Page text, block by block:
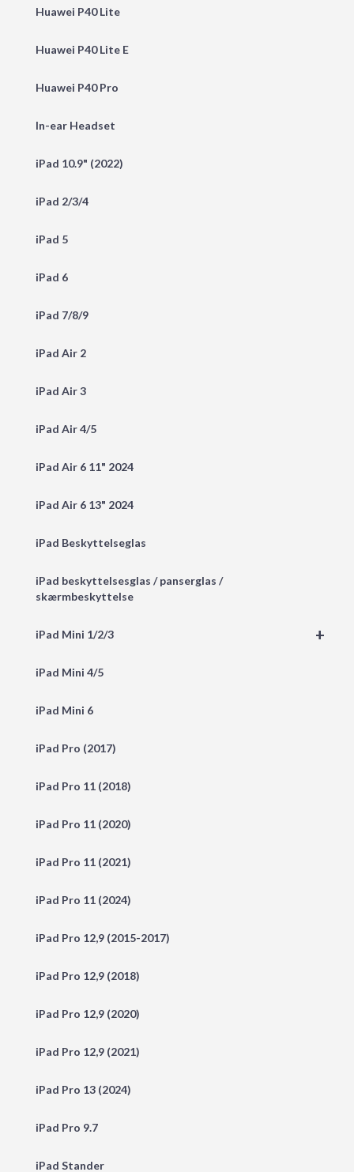
Huawei P40 Lite
Huawei P40 Lite E
Huawei P40 Pro
In-ear Headset
iPad 10.9" (2022)
iPad 2/3/4
iPad 5
iPad 6
iPad 7/8/9
iPad Air 2
iPad Air 3
iPad Air 4/5
iPad Air 6 11" 2024
iPad Air 6 13" 2024
iPad Beskyttelseglas
iPad beskyttelsesglas / panserglas /
skærmbeskyttelse
+
iPad Mini 1/2/3
iPad Mini 4/5
iPad Mini 6
iPad Pro (2017)
iPad Pro 11 (2018)
iPad Pro 11 (2020)
iPad Pro 11 (2021)
iPad Pro 11 (2024)
iPad Pro 12,9 (2015-2017)
iPad Pro 12,9 (2018)
iPad Pro 12,9 (2020)
iPad Pro 12,9 (2021)
iPad Pro 13 (2024)
iPad Pro 9.7
iPad Stander